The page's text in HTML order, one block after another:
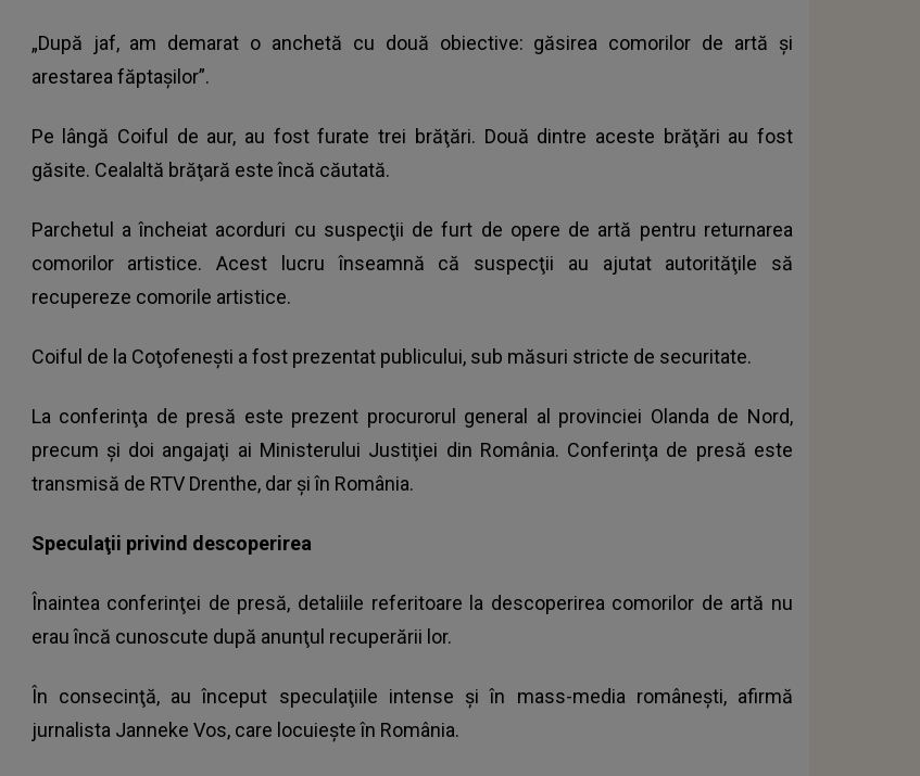
„După jaf, am demarat o anchetă cu două obiective: găsirea comorilor de artă şi
arestarea făptaşilor”.
Pe lângă Coiful de aur, au fost furate trei brăţări. Două dintre aceste brăţări au fost
găsite. Cealaltă brăţară este încă căutată.
Parchetul a încheiat acorduri cu suspecţii de furt de opere de artă pentru returnarea
comorilor artistice. Acest lucru înseamnă că suspecţii au ajutat autorităţile să
recupereze comorile artistice.
Coiful de la Coţofeneşti a fost prezentat publicului, sub măsuri stricte de securitate.
La conferinţa de presă este prezent procurorul general al provinciei Olanda de Nord,
precum şi doi angajaţi ai Ministerului Justiţiei din România. Conferinţa de presă este
transmisă de RTV Drenthe, dar şi în România.
Speculaţii privind descoperirea
Înaintea conferinţei de presă, detaliile referitoare la descoperirea comorilor de artă nu
erau încă cunoscute după anunţul recuperării lor.
În consecinţă, au început speculaţiile intense şi în mass-media româneşti, afirmă
jurnalista Janneke Vos, care locuieşte în România.